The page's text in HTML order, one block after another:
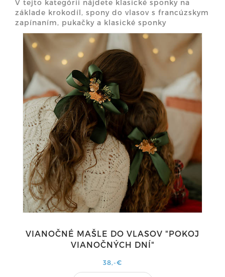
V tejto kategórii nájdete klasické sponky na
základe krokodíl, spony do vlasov s francúzskym
zapínaním, pukačky a klasické sponky
VIANOČNÉ MAŠLE DO VLASOV "POKOJ
VIANOČNÝCH DNÍ"
38,-€